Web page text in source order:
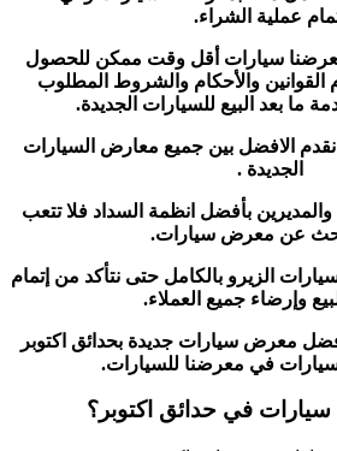
عملية الشراء.
سيارات أقل وقت ممكن للحصول
القوانين والأحكام والشروط المطلوب
ما بعد البيع للسيارات الجديدة.
الافضل بين جميع معارض السيارات
الجديدة .
بأفضل انظمة السداد فلا تتعب
عن معرض سيارات.
الزيرو بالكامل حتى نتأكد من إتمام
وإرضاء جميع العملاء.
معرض سيارات جديدة بحدائق اكتوبر
في معرضنا للسيارات.
في حدائق اكتوبر؟